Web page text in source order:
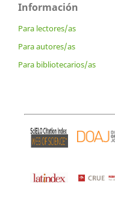
Información
Para lectores/as
Para autores/as
Para bibliotecarios/as